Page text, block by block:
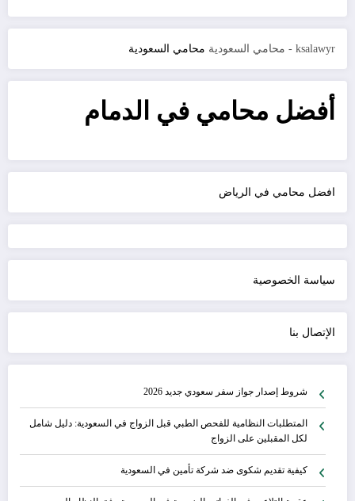
ksalawyr - محامي السعودية محامي السعودية
أفضل محامي في الدمام
افضل محامي في الرياض
سياسة الخصوصية
الإتصال بنا
شروط إصدار جواز سفر سعودي جديد 2026
المتطلبات النظامية للفحص الطبي قبل الزواج في السعودية: دليل شامل
لكل المقبلين على الزواج
كيفية تقديم شكوى ضد شركة تأمين في السعودية